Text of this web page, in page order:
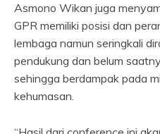
Asmono Wikan juga
GPR memiliki posisi dan
lembaga namun seringkali
pendukung dan belum
sehingga berdampak pada
kehumasan.